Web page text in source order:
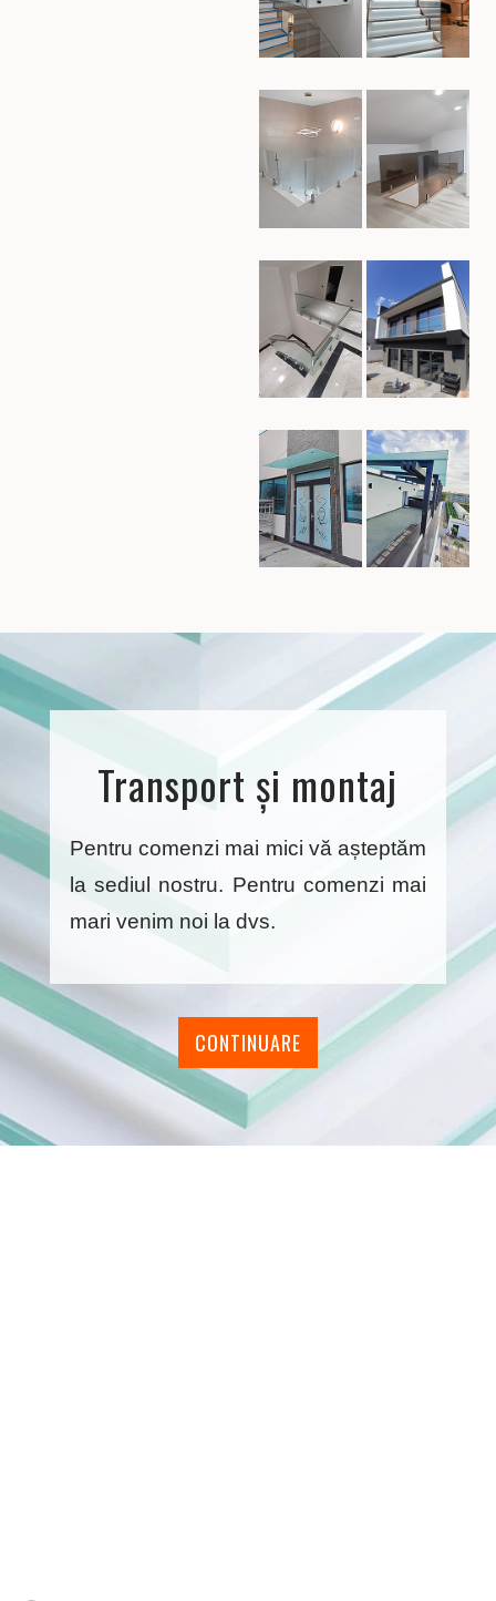
Transport și montaj
Pentru comenzi mai mici vă așteptăm
la sediul nostru. Pentru comenzi mai
mari venim noi la dvs.
CONTINUARE